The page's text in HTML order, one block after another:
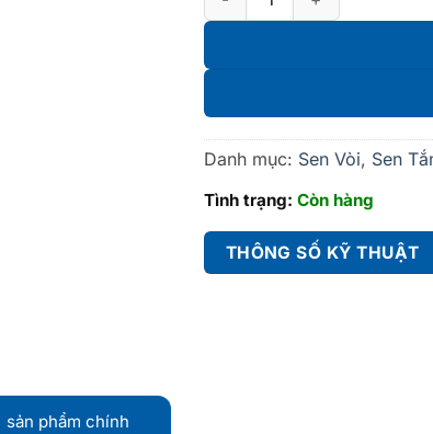
sản phẩm chính
Danh mục: Sen Vòi, Sen
Tình trạng: Còn hàng
THÔNG SỐ KỸ THUẬT